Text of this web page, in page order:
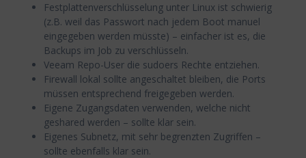
Festplattenverschlüsselung unter Linux ist schwierig
(z.B. weil das Passwort nach jedem Boot manuel
eingegeben werden müsste) – einfacher ist es, die
Backups im Job zu verschlüsseln.
Veeam Repo-User die sudoers Rechte entziehen.
Firewall lokal sollte angeschaltet bleiben, die Ports
müssen entsprechend freigegeben werden.
Eigene Zugangsdaten verwenden, welche nicht
geshared werden – sollte klar sein.
Eigenes Subnetz, mit sehr begrenzten Zugriffen –
sollte ebenfalls klar sein.